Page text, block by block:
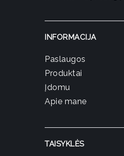
INFORMACIJA
Paslaugos
Produktai
Įdomu
Apie mane
TAISYKLĖS